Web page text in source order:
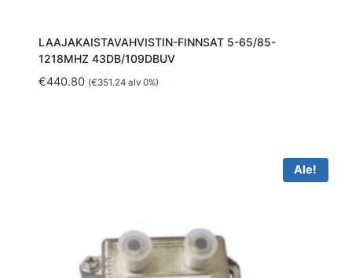
LAAJAKAISTAVAHVISTIN-FINNSAT 5-65/85-
1218MHZ 43DB/109DBUV
€440.80 (€351.24alv 0%)
Ale!